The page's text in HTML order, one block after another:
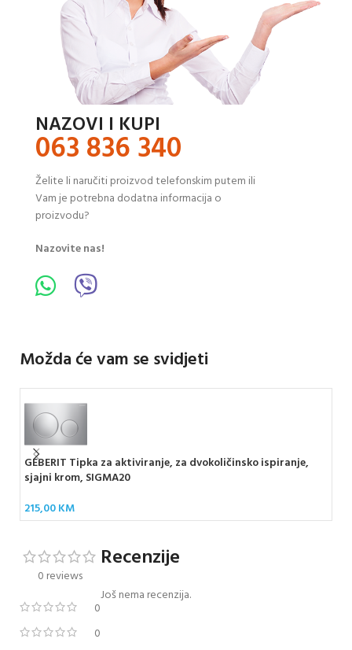
NAZOVI I KUPI
063 836 340
Želite li naručiti proizvod telefonskim putem ili
Vam je potrebna dodatna informacija o
proizvodu?
Nazovite nas!
Možda će vam se svidjeti
GEBERIT Tipka za aktiviranje, za dvokoličinsko ispiranje,
sjajni krom, SIGMA20
215,00KM
0 reviews
0
0
Recenzije
Još nema recenzija.